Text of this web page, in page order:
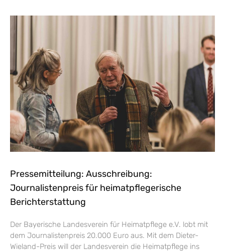
Pressemitteilung: Ausschreibung:
Journalistenpreis für heimatpflegerische
Berichterstattung
Der Bayerische Landesverein für Heimatpflege e.V. lobt mit
dem Journalistenpreis 20.000 Euro aus. Mit dem Dieter-
Wieland-Preis will der Landesverein die Heimatpflege ins